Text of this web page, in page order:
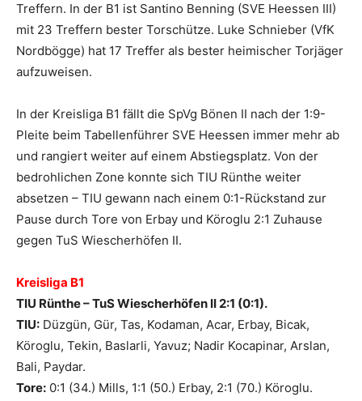
Treffern. In der B1 ist Santino Benning (SVE Heessen III)
mit 23 Treffern bester Torschütze. Luke Schnieber (VfK
Nordbögge) hat 17 Treffer als bester heimischer Torjäger
aufzuweisen.
In der Kreisliga B1 fällt die SpVg Bönen II nach der 1:9-
Pleite beim Tabellenführer SVE Heessen immer mehr ab
und rangiert weiter auf einem Abstiegsplatz. Von der
bedrohlichen Zone konnte sich TIU Rünthe weiter
absetzen – TIU gewann nach einem 0:1-Rückstand zur
Pause durch Tore von Erbay und Köroglu 2:1 Zuhause
gegen TuS Wiescherhöfen II.
Kreisliga B1
TIU Rünthe – TuS Wiescherhöfen II 2:1 (0:1).
TIU: Düzgün, Gür, Tas, Kodaman, Acar, Erbay, Bicak,
Köroglu, Tekin, Baslarli, Yavuz; Nadir Kocapinar, Arslan,
Bali, Paydar.
Tore: 0:1 (34.) Mills, 1:1 (50.) Erbay, 2:1 (70.) Köroglu.